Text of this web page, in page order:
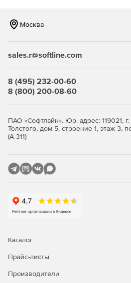
Москва
sales.r@softline.com
8 (495) 232-00-60
8 (800) 200-08-60
ПАО «Софтлайн». Юр. адрес: 119021,
Толстого, дом 5, строение 1, этаж
(А-311)
Каталог
Прайс-листы
Производители